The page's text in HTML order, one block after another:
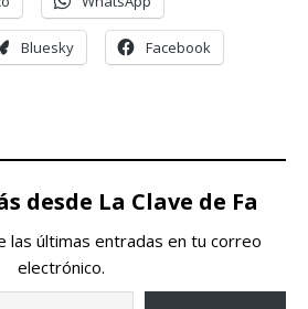
Bluesky Facebook
desde La Clave de Fa
las últimas entradas en tu correo
electrónico.